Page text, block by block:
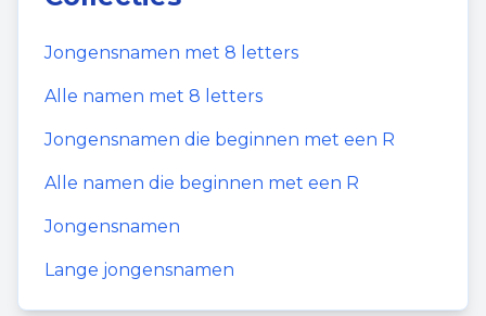
Jongensnamen met 8 letters
Alle namen met 8 letters
Jongensnamen die beginnen met een R
Alle namen die beginnen met een R
Jongensnamen
Lange jongensnamen